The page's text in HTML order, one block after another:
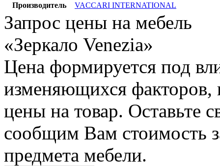
Производитель
VACCARI INTERNATIONAL
Запрос цены на мебель
«Зеркало Venezia»
Цена формируется под
изменяющихся факторов,
цены на товар. Оставьте
сообщим Вам стоимость
предмета мебели.